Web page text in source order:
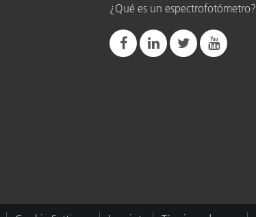
¿Qué es un espectrofotómetro?